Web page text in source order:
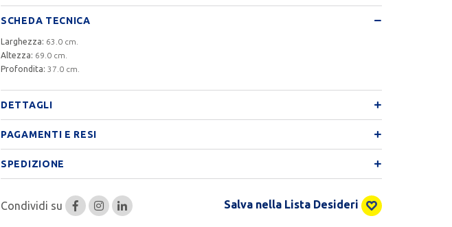
SCHEDA TECNICA
Larghezza: 63.0 cm.
Altezza: 69.0 cm.
Profondita: 37.0 cm.
DETTAGLI
PAGAMENTI E RESI
SPEDIZIONE
Condividi su Salva nella Lista Desideri